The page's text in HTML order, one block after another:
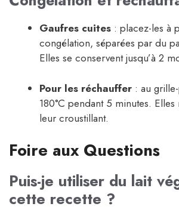
Gaufres cuites : placez-les à
congélation, séparées par du
Elles se conservent jusqu’à 2
Pour les réchauffer : au
180°C pendant 5 minutes.
leur croustillant.
Foire aux Questions
Puis-je utiliser du lait
cette recette ?